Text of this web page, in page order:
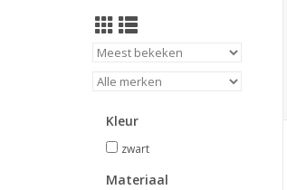
Kleur
zwart
Materiaal